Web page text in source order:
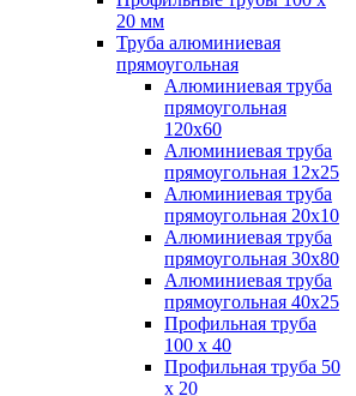
20 мм
Труба алюминиевая
прямоугольная
Алюминиевая труба
прямоугольная
120х60
Алюминиевая труба
прямоугольная 12х25
Алюминиевая труба
прямоугольная 20х10
Алюминиевая труба
прямоугольная 30х80
Алюминиевая труба
прямоугольная 40х25
Профильная труба
100 х 40
Профильная труба 50
х 20